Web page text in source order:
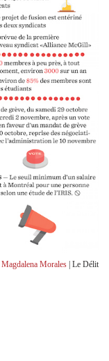
Magdalena Morales | Le Délit